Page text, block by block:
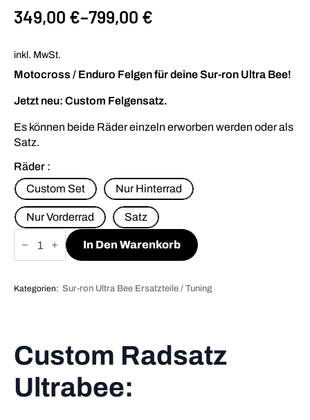
349,00 €–799,00 €
inkl. MwSt.
Motocross / Enduro Felgen für deine Sur-ron Ultra Bee!
Jetzt neu: Custom Felgensatz.
Es können beide Räder einzeln erworben werden oder als
Satz.
Räder
Custom Set
Nur Hinterrad
Nur Vorderrad
Satz
Sur-
Ron
Vorderrad
Menge
In Den Warenkorb
Kategorien: Sur-ron Ultra Bee Ersatzteile / Tuning
Custom Radsatz
Ultrabee: